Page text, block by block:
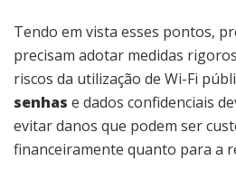
Tendo em vista esses pontos,
precisam adotar medidas
riscos da utilização de Wi-Fi
senhas e dados confidenciais
evitar danos que podem ser
financeiramente quanto para a